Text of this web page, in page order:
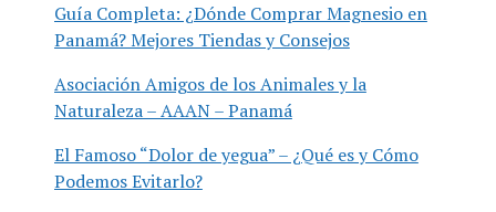
Guía Completa: ¿Dónde Comprar Magnesio en
Panamá? Mejores Tiendas y Consejos
Asociación Amigos de los Animales y la
Naturaleza – AAAN – Panamá
El Famoso “Dolor de yegua” – ¿Qué es y Cómo
Podemos Evitarlo?